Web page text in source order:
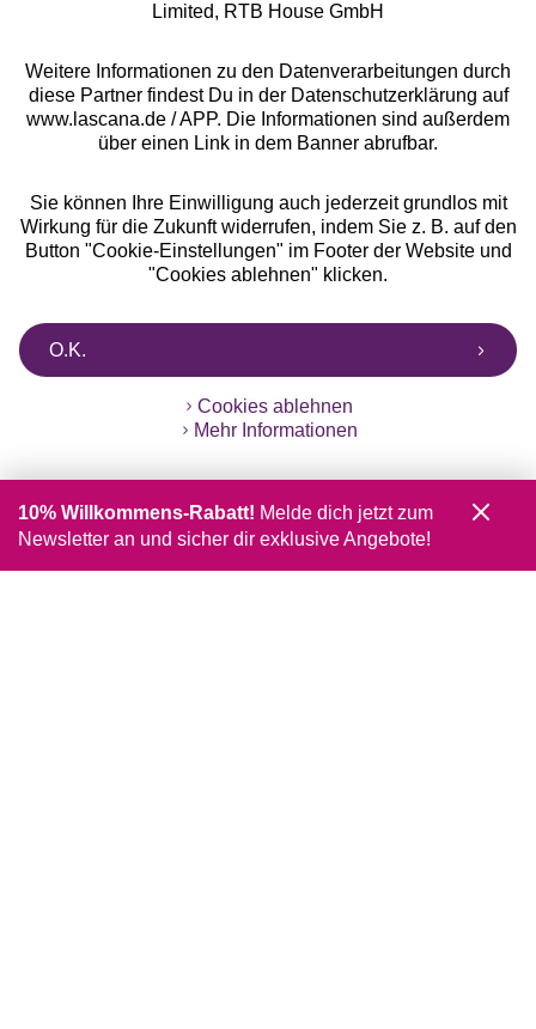
Limited, RTB House GmbH
Weitere Informationen zu den Datenverarbeitungen durch
diese Partner findest Du in der Datenschutzerklärung auf
www.lascana.de / APP. Die Informationen sind außerdem
über einen Link in dem Banner abrufbar.
Sie können Ihre Einwilligung auch jederzeit grundlos mit
Wirkung für die Zukunft widerrufen, indem Sie z. B. auf den
Button "Cookie-Einstellungen" im Footer der Website und
"Cookies ablehnen" klicken.
O.K.
Cookies ablehnen
Mehr Informationen
10% Willkommens-Rabatt! Melde dich jetzt zum
Newsletter an und sicher dir exklusive Angebote!